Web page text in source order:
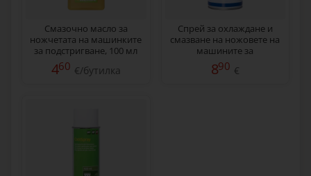
Смазочно масло за
ножчетата на машинките
за подстригване, 100 мл
460 €/бутилка
Спрей за охлаждане и
смазване на ножовете на
машините за
подстригване, 400 мл
890 €